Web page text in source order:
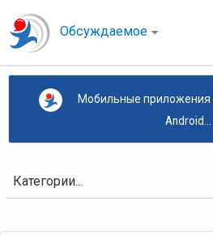
Обсуждаемое
Мобильные приложения
Android...